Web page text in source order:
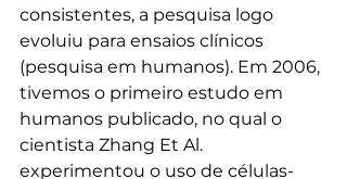
consistentes, a pesquisa logo
evoluiu para ensaios clínicos
(pesquisa em humanos). Em 2006,
tivemos o primeiro estudo em
humanos publicado, no qual o
cientista Zhang Et Al.
experimentou o uso de células-